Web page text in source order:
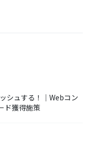
シュする！｜Webコン
ド獲得施策